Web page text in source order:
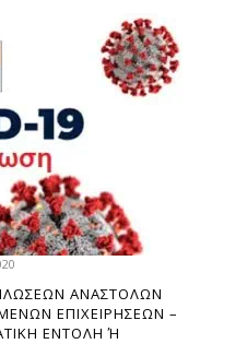
ΑΝΑΣΤΟΛΏΝ
ΕΠΙΧΕΙΡΉΣΕΩΝ –
ΕΝΤΟΛΉ Ή Π